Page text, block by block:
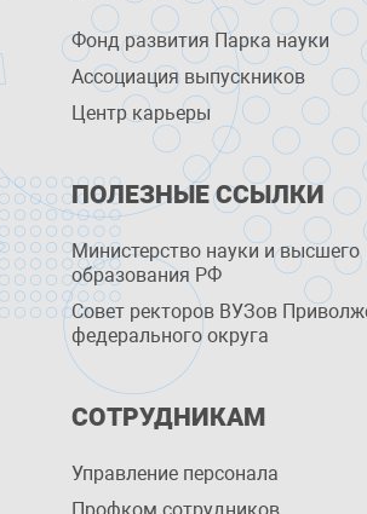
Фонд развития Парка науки
Ассоциация выпускников
Центр карьеры
ПОЛЕЗНЫЕ ССЫЛКИ
Министерство науки и высшего
образования РФ
Совет ректоров ВУЗов
федерального округа
СОТРУДНИКАМ
Управление персоналa
Профком сотрудников